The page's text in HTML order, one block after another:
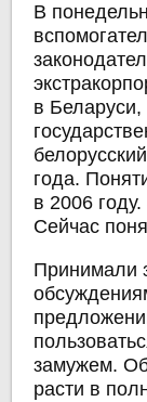
В
в
года.
в 2006
Сейчас
Принимали
замужем.
расти в